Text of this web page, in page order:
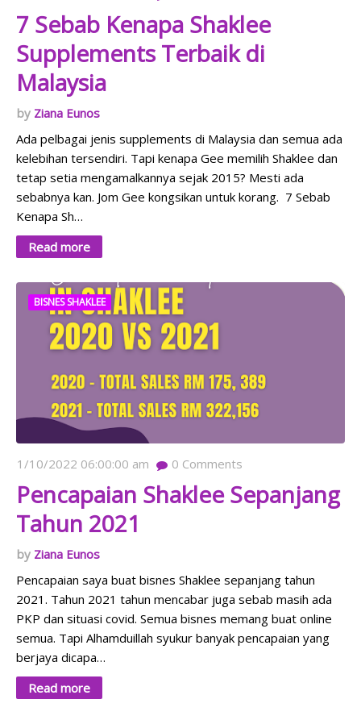
7 Sebab Kenapa Shaklee
Supplements Terbaik di
Malaysia
Ziana Eunos
Ada pelbagai jenis supplements di Malaysia dan semua ada
kelebihan tersendiri. Tapi kenapa Gee memilih Shaklee dan
tetap setia mengamalkannya sejak 2015? Mesti ada
sebabnya kan. Jom Gee kongsikan untuk korang. 7 Sebab
Kenapa Sh…
Read more
BISNES SHAKLEE
1/10/2022 06:00:00 am 0 Comments
Pencapaian Shaklee Sepanjang
Tahun 2021
Ziana Eunos
Pencapaian saya buat bisnes Shaklee sepanjang tahun
2021. Tahun 2021 tahun mencabar juga sebab masih ada
PKP dan situasi covid. Semua bisnes memang buat online
semua. Tapi Alhamduillah syukur banyak pencapaian yang
berjaya dicapa…
Read more